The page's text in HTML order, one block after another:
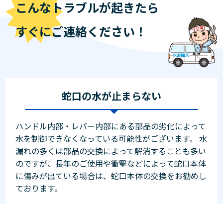
こんなトラブルが起きたら
すぐにご連絡ください！
蛇口の水が止まらない
ハンドル内部・レバー内部にある部品の劣化によって
水を制御できなくなっている可能性がございます。 水
漏れの多くは部品の交換によって解消することも多い
のですが、長年のご使用や衝撃などによって蛇口本体
に傷みが出ている場合は、蛇口本体の交換をお勧めし
ております。